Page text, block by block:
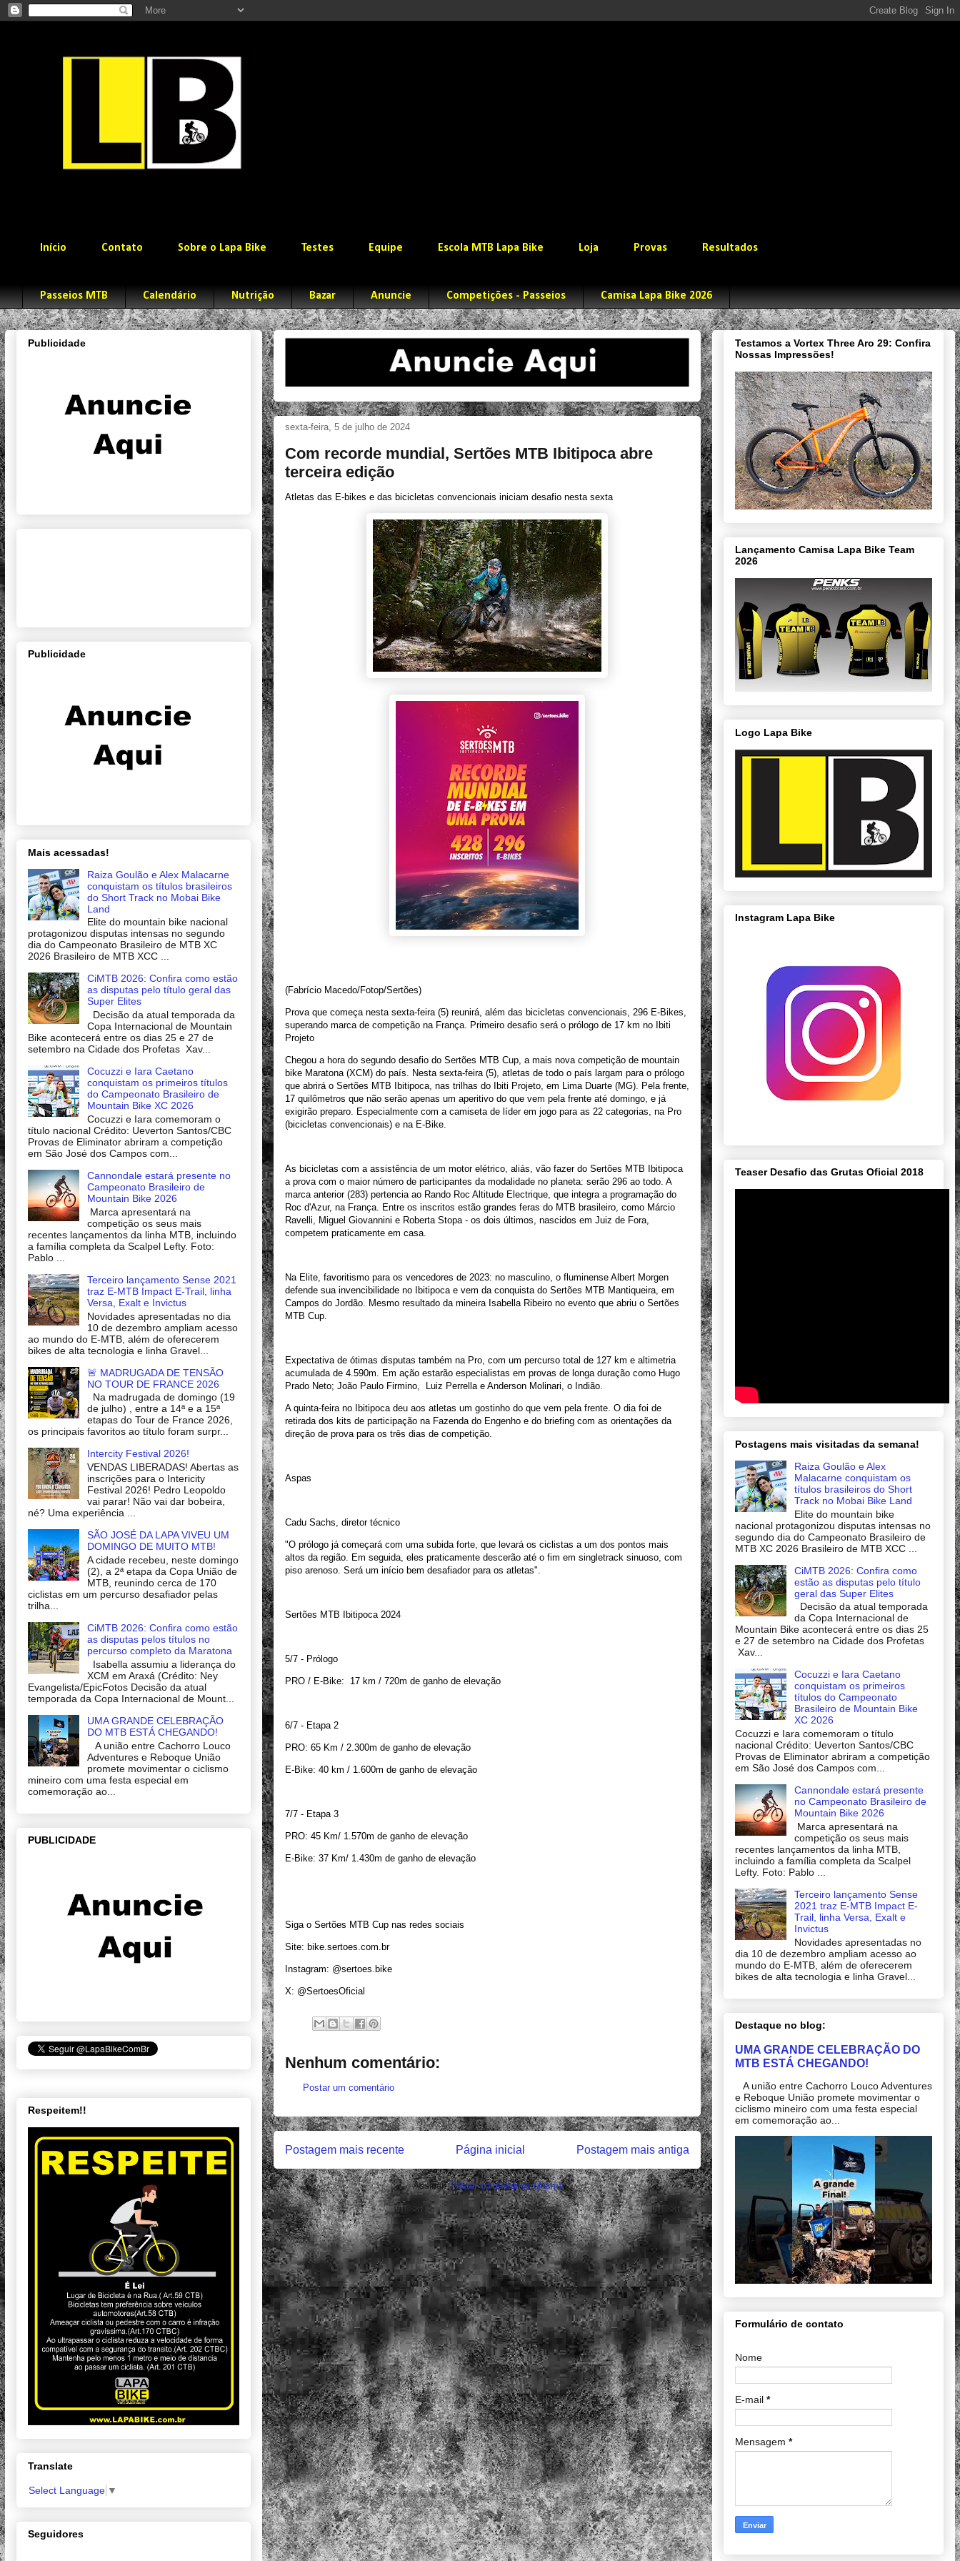
Início Contato Sobre o Lapa Bike Testes Equipe Escola MTB Lapa Bike Loja Provas Resultados
Passeios MTB Calendário Nutrição Bazar Anuncie Competições - Passeios Camisa Lapa Bike 2026
sexta-feira, 5 de julho de 2024
Com recorde mundial, Sertões MTB Ibitipoca abre
terceira edição
Atletas das E-bikes e das bicicletas convencionais iniciam desafio nesta sexta
(Fabrício Macedo/Fotop/Sertões)
Prova que começa nesta sexta-feira (5) reunirá, além das bicicletas convencionais, 296 E-Bikes,
superando marca de competição na França. Primeiro desafio será o prólogo de 17 km no Ibiti
Projeto
Chegou a hora do segundo desafio do Sertões MTB Cup, a mais nova competição de mountain
bike Maratona (XCM) do país. Nesta sexta-feira (5), atletas de todo o país largam para o prólogo
que abrirá o Sertões MTB Ibitipoca, nas trilhas do Ibiti Projeto, em Lima Duarte (MG). Pela frente,
17 quilômetros que não serão apenas um aperitivo do que vem pela frente até domingo, e já
exigirão preparo. Especialmente com a camiseta de líder em jogo para as 22 categorias, na Pro
(bicicletas convencionais) e na E-Bike.
As bicicletas com a assistência de um motor elétrico, aliás, vão fazer do Sertões MTB Ibitipoca
a prova com o maior número de participantes da modalidade no planeta: serão 296 ao todo. A
marca anterior (283) pertencia ao Rando Roc Altitude Electrique, que integra a programação do
Roc d'Azur, na França. Entre os inscritos estão grandes feras do MTB brasileiro, como Márcio
Ravelli, Miguel Giovannini e Roberta Stopa - os dois últimos, nascidos em Juiz de Fora,
competem praticamente em casa.
Na Elite, favoritismo para os vencedores de 2023: no masculino, o fluminense Albert Morgen
defende sua invencibilidade no Ibitipoca e vem da conquista do Sertões MTB Mantiqueira, em
Campos do Jordão. Mesmo resultado da mineira Isabella Ribeiro no evento que abriu o Sertões
MTB Cup.
Expectativa de ótimas disputas também na Pro, com um percurso total de 127 km e altimetria
acumulada de 4.590m. Em ação estarão especialistas em provas de longa duração como Hugo
Prado Neto; João Paulo Firmino, Luiz Perrella e Anderson Molinari, o Indião.
A quinta-feira no Ibitipoca deu aos atletas um gostinho do que vem pela frente. O dia foi de
retirada dos kits de participação na Fazenda do Engenho e do briefing com as orientações da
direção de prova para os três dias de competição.
Aspas
Cadu Sachs, diretor técnico
"O prólogo já começará com uma subida forte, que levará os ciclistas a um dos pontos mais
altos da região. Em seguida, eles praticamente descerão até o fim em singletrack sinuoso, com
piso arenoso. Será um início bem desafiador para os atletas".
Sertões MTB Ibitipoca 2024
5/7 - Prólogo
PRO / E-Bike: 17 km / 720m de ganho de elevação
6/7 - Etapa 2
PRO: 65 Km / 2.300m de ganho de elevação
E-Bike: 40 km / 1.600m de ganho de elevação
7/7 - Etapa 3
PRO: 45 Km/ 1.570m de ganho de elevação
E-Bike: 37 Km/ 1.430m de ganho de elevação
Siga o Sertões MTB Cup nas redes sociais
Site: bike.sertoes.com.br
Instagram: @sertoes.bike
X: @SertoesOficial
Nenhum comentário:
Postar um comentário
Postagem mais recente Postagem mais antiga
Página inicial
Assinar:Postar comentários (Atom)
Publicidade
Publicidade
Mais acessadas!
Raiza Goulão e Alex Malacarne
conquistam os títulos brasileiros
do Short Track no Mobai Bike
Land
Elite do mountain bike nacional
protagonizou disputas intensas no segundo
dia do Campeonato Brasileiro de MTB XC
2026 Brasileiro de MTB XCC ...
CiMTB 2026: Confira como estão
as disputas pelo título geral das
Super Elites
Decisão da atual temporada da
Copa Internacional de Mountain
Bike acontecerá entre os dias 25 e 27 de
setembro na Cidade dos Profetas Xav...
Cocuzzi e Iara Caetano
conquistam os primeiros títulos
do Campeonato Brasileiro de
Mountain Bike XC 2026
Cocuzzi e Iara comemoram o
título nacional Crédito: Ueverton Santos/CBC
Provas de Eliminator abriram a competição
em São José dos Campos com...
Cannondale estará presente no
Campeonato Brasileiro de
Mountain Bike 2026
Marca apresentará na
competição os seus mais
recentes lançamentos da linha MTB, incluindo
a família completa da Scalpel Lefty. Foto:
Pablo ...
Terceiro lançamento Sense 2021
traz E-MTB Impact E-Trail, linha
Versa, Exalt e Invictus
Novidades apresentadas no dia
10 de dezembro ampliam acesso
ao mundo do E-MTB, além de oferecerem
bikes de alta tecnologia e linha Gravel...
🚨 MADRUGADA DE TENSÃO
NO TOUR DE FRANCE 2026
Na madrugada de domingo (19
de julho) , entre a 14ª e a 15ª
etapas do Tour de France 2026,
os principais favoritos ao título foram surpr...
Intercity Festival 2026!
VENDAS LIBERADAS! Abertas as
inscrições para o Intericity
Festival 2026! Pedro Leopoldo
vai parar! Não vai dar bobeira,
né? Uma experiência ...
SÃO JOSÉ DA LAPA VIVEU UM
DOMINGO DE MUITO MTB!
A cidade recebeu, neste domingo
(2), a 2ª etapa da Copa União de
MTB, reunindo cerca de 170
ciclistas em um percurso desafiador pelas
trilha...
CiMTB 2026: Confira como estão
as disputas pelos títulos no
percurso completo da Maratona
Isabella assumiu a liderança do
XCM em Araxá (Crédito: Ney
Evangelista/EpicFotos Decisão da atual
temporada da Copa Internacional de Mount...
UMA GRANDE CELEBRAÇÃO
DO MTB ESTÁ CHEGANDO!
A união entre Cachorro Louco
Adventures e Reboque União
promete movimentar o ciclismo
mineiro com uma festa especial em
comemoração ao...
PUBLICIDADE
Respeitem!!
Translate
Select Language ▼
Seguidores
Testamos a Vortex Three Aro 29: Confira
Nossas Impressões!
Lançamento Camisa Lapa Bike Team
2026
Logo Lapa Bike
Instagram Lapa Bike
Teaser Desafio das Grutas Oficial 2018
Postagens mais visitadas da semana!
Raiza Goulão e Alex
Malacarne conquistam os
títulos brasileiros do Short
Track no Mobai Bike Land
Elite do mountain bike
nacional protagonizou disputas intensas no
segundo dia do Campeonato Brasileiro de
MTB XC 2026 Brasileiro de MTB XCC ...
CiMTB 2026: Confira como
estão as disputas pelo título
geral das Super Elites
Decisão da atual temporada
da Copa Internacional de
Mountain Bike acontecerá entre os dias 25
e 27 de setembro na Cidade dos Profetas
Xav...
Cocuzzi e Iara Caetano
conquistam os primeiros
títulos do Campeonato
Brasileiro de Mountain Bike
XC 2026
Cocuzzi e Iara comemoram o título
nacional Crédito: Ueverton Santos/CBC
Provas de Eliminator abriram a competição
em São José dos Campos com...
Cannondale estará presente
no Campeonato Brasileiro de
Mountain Bike 2026
Marca apresentará na
competição os seus mais
recentes lançamentos da linha MTB,
incluindo a família completa da Scalpel
Lefty. Foto: Pablo ...
Terceiro lançamento Sense
2021 traz E-MTB Impact E-
Trail, linha Versa, Exalt e
Invictus
Novidades apresentadas no
dia 10 de dezembro ampliam acesso ao
mundo do E-MTB, além de oferecerem
bikes de alta tecnologia e linha Gravel...
Destaque no blog:
UMA GRANDE CELEBRAÇÃO DO
MTB ESTÁ CHEGANDO!
A união entre Cachorro Louco Adventures
e Reboque União promete movimentar o
ciclismo mineiro com uma festa especial
em comemoração ao...
Formulário de contato
Nome
E-mail *
Mensagem *